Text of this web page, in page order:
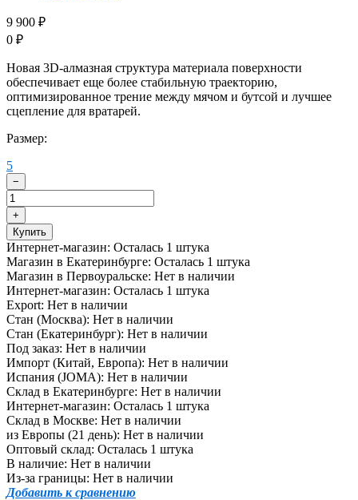
9 900 ₽
0 ₽
Новая 3D-алмазная структура материала поверхности
обеспечивает еще более стабильную траекторию,
оптимизированное трение между мячом и бутсой и лучшее
сцепление для вратарей.
Размер:
5
−
+
Купить
Интернет-магазин: Осталась 1 штука
Магазин в Екатеринбурге: Осталась 1 штука
Магазин в Первоуральске: Нет в наличии
Интернет-магазин: Осталась 1 штука
Export: Нет в наличии
Стан (Москва): Нет в наличии
Стан (Екатеринбург): Нет в наличии
Под заказ: Нет в наличии
Импорт (Китай, Европа): Нет в наличии
Испания (JOMA): Нет в наличии
Склад в Екатеринбурге: Нет в наличии
Интернет-магазин: Осталась 1 штука
Склад в Москве: Нет в наличии
из Европы (21 день): Нет в наличии
Оптовый склад: Осталась 1 штука
В наличие: Нет в наличии
Из-за границы: Нет в наличии
Добавить к сравнению